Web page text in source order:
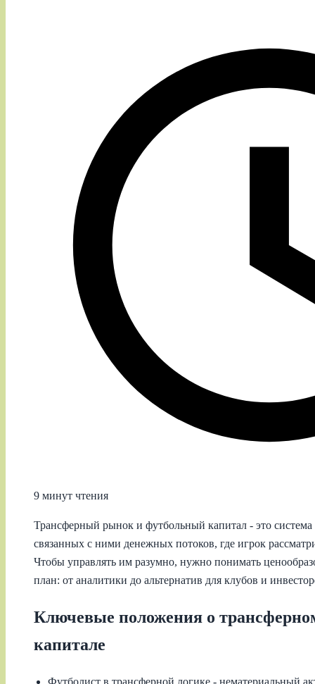
9 минут чтения
Трансферный рынок и футбольный капитал - это
связанных с ними денежных потоков, где игрок
Чтобы управлять им разумно, нужно понимать
план: от аналитики до альтернатив для клубов и
Ключевые положения о
капитале
Футболист в трансферной логике - нематериальный